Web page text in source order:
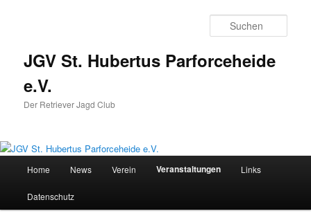
JGV St. Hubertus Parforceheide
e.V.
Der Retriever Jagd Club
Home News Verein Veranstaltungen Links
Datenschutz